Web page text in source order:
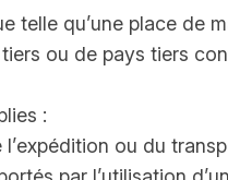
telle qu’une place
ou de pays tiers
:
ou du